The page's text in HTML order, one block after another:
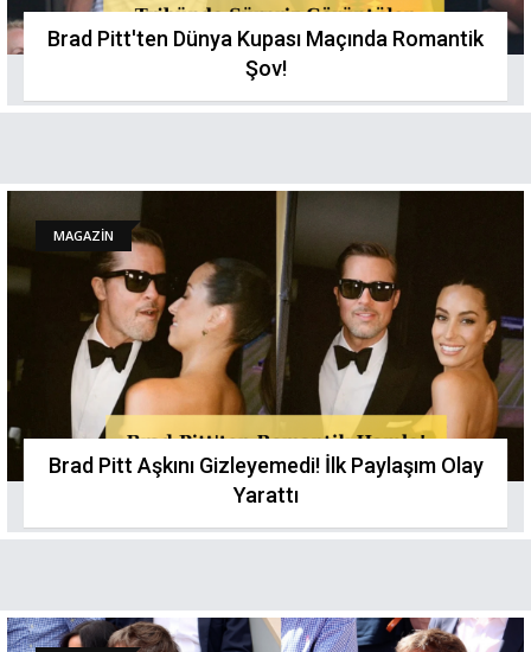
Brad Pitt'ten Dünya Kupası Maçında Romantik
Şov!
MAGAZİN
Brad Pitt Aşkını Gizleyemedi! İlk Paylaşım Olay
Yarattı